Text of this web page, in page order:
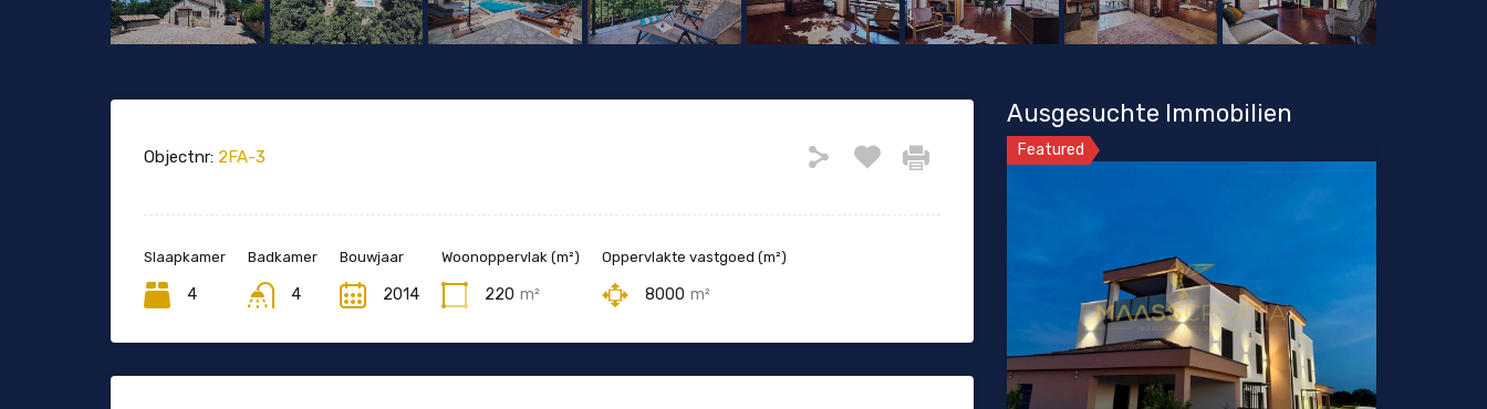
Objectnr: 2FA-3
Slaapkamer
4
Badkamer
4
Bouwjaar
2014
Woonoppervlak (m²)
220 m²
Oppervlakte vastgoed (m²)
8000 m²
Ausgesuchte Immobilien
Featured